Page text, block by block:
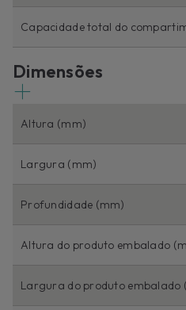
Capacidade total do
Dimensões
Altura (mm)
Largura (mm)
Profundidade (mm)
Altura do produto embalado
Largura do produto embalado